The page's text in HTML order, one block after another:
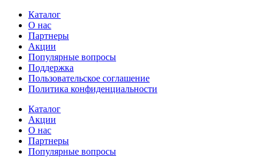
Каталог
О нас
Партнеры
Акции
Популярные вопросы
Поддержка
Пользовательское соглашение
Политика конфиденциальности
Каталог
Акции
О нас
Партнеры
Популярные вопросы